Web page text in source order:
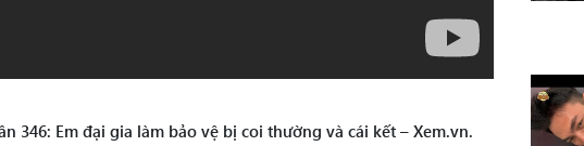
346: Em đại gia làm bảo vệ bị coi thường và cái kết – Xem.vn.